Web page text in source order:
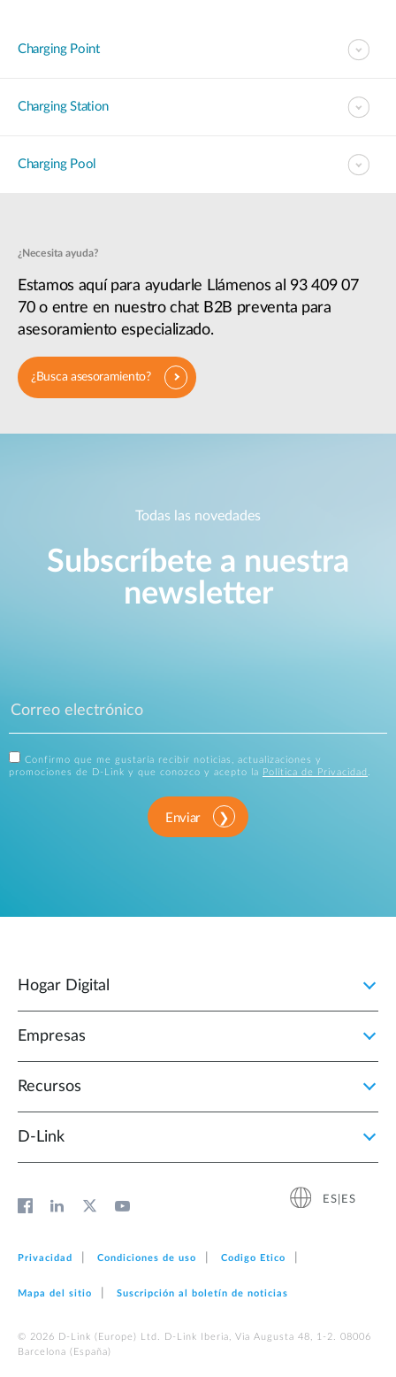
Charging Point
Charging Station
Charging Pool
¿Necesita ayuda?
Estamos aquí para ayudarle Llámenos al 93 409 07
70 o entre en nuestro chat B2B preventa para
asesoramiento especializado.
¿Busca asesoramiento?
Todas las novedades
Subscríbete a nuestra
newsletter
Confirmo que me gustaría recibir noticias, actualizaciones y
promociones de D-Link y que conozco y acepto la
Política de Privacidad
Enviar
Hogar Digital
Empresas
Recursos
D‑Link
ES|ES
Privacidad Condiciones de uso Codigo Etico
Mapa del sitio Suscripción al boletín de noticias
© 2026 D‑Link (Europe) Ltd. D-Link Iberia, Via Augusta 48, 1-2. 08006
Barcelona (España)